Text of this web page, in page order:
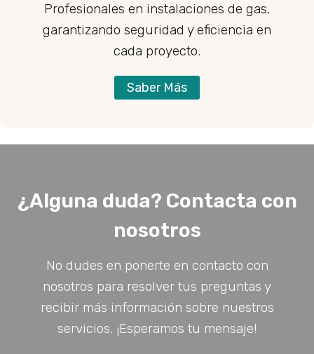
Profesionales en instalaciones de gas,
garantizando seguridad y eficiencia en
cada proyecto.
Saber Más
¿Alguna duda? Contacta con
nosotros
No dudes en ponerte en contacto con
nosotros para resolver tus preguntas y
recibir más información sobre nuestros
servicios. ¡Esperamos tu mensaje!